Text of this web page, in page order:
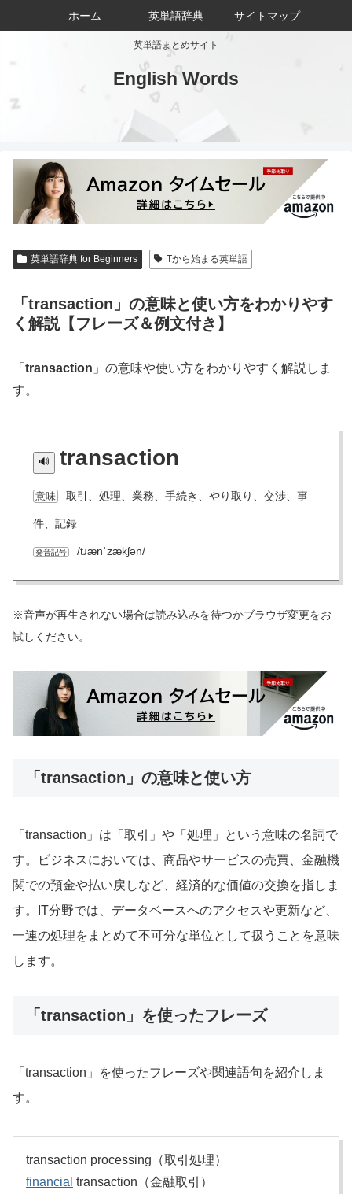
英単語まとめサイト
English Words
ホーム 英単語辞典 サイトマップ
英単語辞典 for Beginners Tから始まる英単語
「transaction」の意味と使い方をわかりやす
く解説【フレーズ＆例文付き】
「 transaction 」の意味や使い方をわかりやすく解説しま
す。
transaction
意味 取引、処理、業務、手続き、やり取り、交渉、事
件、記録
発音記号 /tɹænˈzækʃən/
※音声が再生されない場合は読み込みを待つかブラウザ変更をお
試しください。
「transaction」の意味と使い方
「transaction」は「取引」や「処理」という意味の名詞で
す。ビジネスにおいては、商品やサービスの売買、金融機
関での預金や払い戻しなど、経済的な価値の交換を指しま
す。IT分野では、データベースへのアクセスや更新など、
一連の処理をまとめて不可分な単位として扱うことを意味
します。
「transaction」を使ったフレーズ
「transaction」を使ったフレーズや関連語句を紹介しま
す。
transaction processing（取引処理）
financial transaction（金融取引）